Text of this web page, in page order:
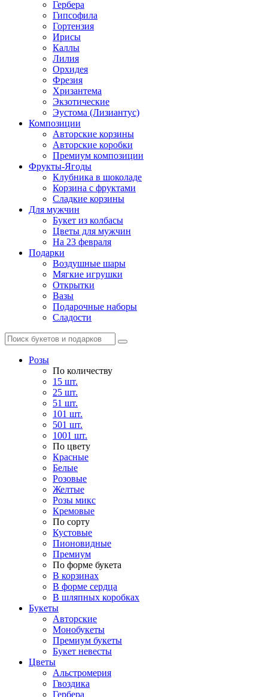
Гербера
Гипсофила
Гортензия
Ирисы
Каллы
Лилия
Орхидея
Фрезия
Хризантема
Экзотические
Эустома (Лизиантус)
Композиции
Авторские корзины
Авторские коробки
Премиум композиции
Фрукты-Ягоды
Клубника в шоколаде
Корзина с фруктами
Сладкие корзины
Для мужчин
Букет из колбасы
Цветы для мужчин
На 23 февраля
Подарки
Воздушные шары
Мягкие игрушки
Открытки
Вазы
Подарочные наборы
Сладости
Розы
По количеству
15 шт.
25 шт.
51 шт.
101 шт.
501 шт.
1001 шт.
По цвету
Красные
Белые
Розовые
Желтые
Розы микс
Кремовые
По сорту
Кустовые
Пионовидные
Премиум
По форме букета
В корзинах
В форме сердца
В шляпных коробках
Букеты
Авторские
Монобукеты
Премиум букеты
Букет невесты
Цветы
Альстромерия
Гвоздика
Гербера